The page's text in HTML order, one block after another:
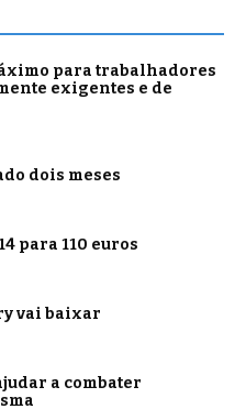
para trabalhadores
exigentes e de
dois meses
para 110 euros
vai baixar
a combater